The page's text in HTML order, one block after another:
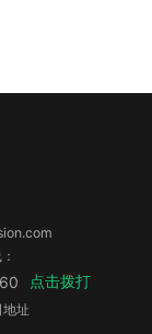
点击拨打
址